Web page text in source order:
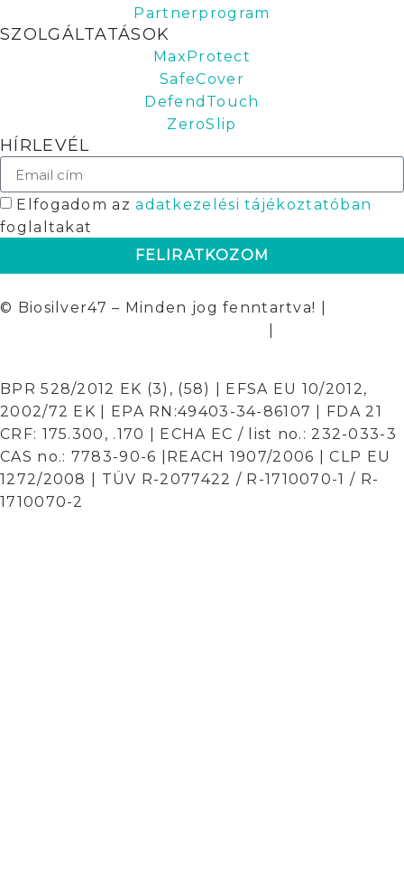
Partnerprogram
SZOLGÁLTATÁSOK
MaxProtect
SafeCover
DefendTouch
ZeroSlip
HÍRLEVÉL
Elfogadom azadatkezelési tájékoztatóban
foglaltakat
FELIRATKOZOM
© Biosilver47 – Minden jog fenntartva! |
BPR 528/2012 EK (3), (58) | EFSA EU 10/2012,
2002/72 EK | EPA RN:49403-34-86107 | FDA 21
CRF: 175.300, .170 | ECHA EC / list no.: 232-033-3
CAS no.: 7783-90-6 |REACH 1907/2006 | CLP EU
1272/2008 | TÜV R-2077422 / R-1710070-1 / R-
1710070-2